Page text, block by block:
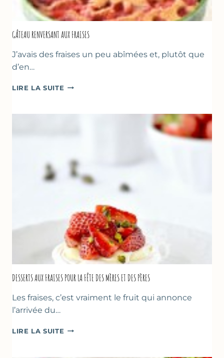
GÂTEAU RENVERSANT AUX FRAISES
J’avais des fraises un peu abîmées et, plutôt que
d’en…
LIRE LA SUITE GÂTEAU
FRAISES
DESSERTS AUX FRAISES POUR LA FÊTE DES MÈRES ET DES PÈRES
Les fraises, c’est vraiment le fruit qui annonce
l’arrivée du…
LIRE LA SUITE DESSERTS